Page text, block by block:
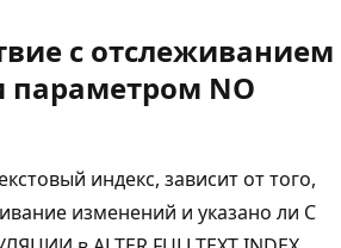
с отслеживанием
NO
индекс, зависит от того,
изменений и указано ли С